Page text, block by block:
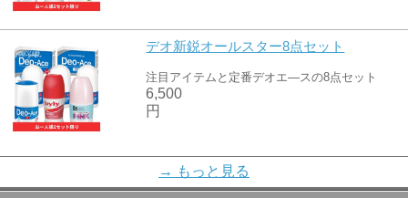
デオ新鋭オールスター8点セット
注目アイテムと定番デオエ―スの8点セット
6,500
円
デオドラント超得々8点セット
→ もっと見る